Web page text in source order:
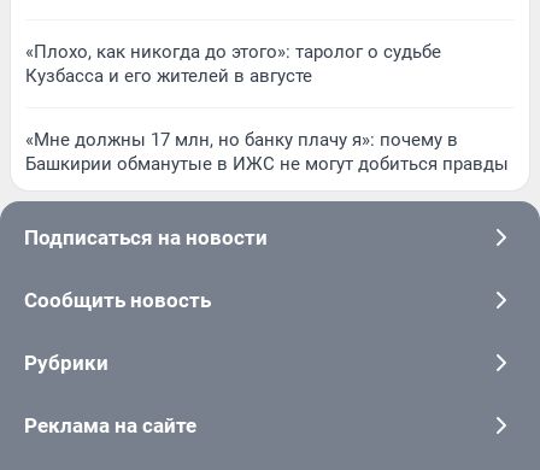
«Плохо, как никогда до этого»: таролог о судьбе
Кузбасса и его жителей в августе
«Мне должны 17 млн, но банку плачу я»: почему в
Башкирии обманутые в ИЖС не могут добиться правды
Подписаться на новости
Сообщить новость
Рубрики
Реклама на сайте